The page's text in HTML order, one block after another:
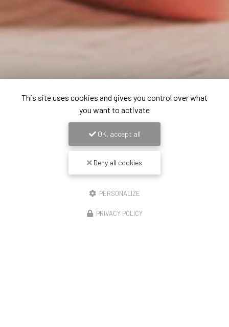
This site uses cookies and gives you control over what
you want to activate
OK, accept all
Deny all cookies
PERSONALIZE
PRIVACY POLICY